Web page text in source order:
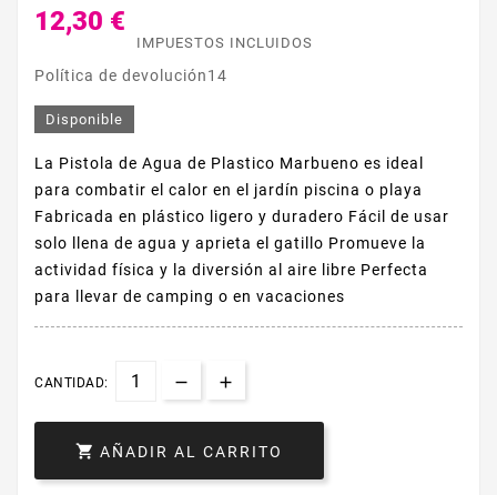
12,30 €
IMPUESTOS INCLUIDOS
Política de devolución14
Disponible
La Pistola de Agua de Plastico Marbueno es ideal
para combatir el calor en el jardín piscina o playa
Fabricada en plástico ligero y duradero Fácil de usar
solo llena de agua y aprieta el gatillo Promueve la
actividad física y la diversión al aire libre Perfecta
para llevar de camping o en vacaciones
CANTIDAD:
 AÑADIR AL CARRITO